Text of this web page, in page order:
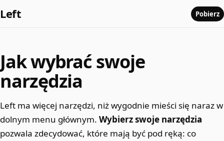
Left Pobierz
Jak wybrać swoje
narzędzia
Left ma więcej narzędzi, niż wygodnie mieści się naraz w
dolnym menu głównym. Wybierz swoje narzędzia
pozwala zdecydować, które mają być pod ręką: co